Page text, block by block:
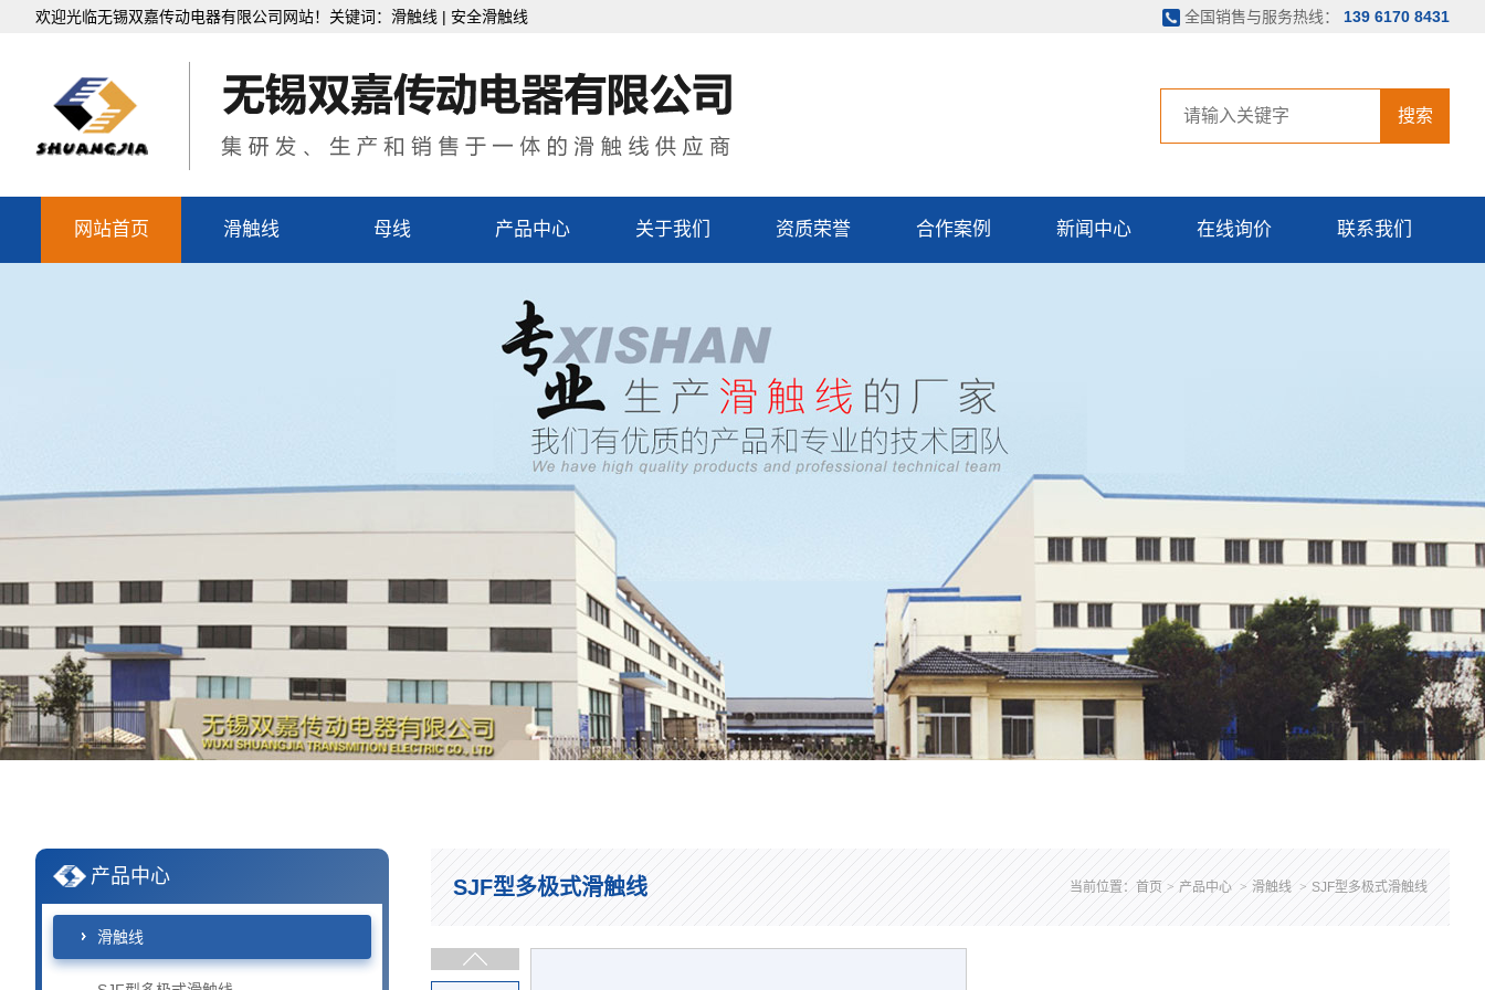
欢迎光临无锡双嘉传动电器有限公司网站！关键词：滑触线 | 安全滑触线 全国销售与服务热线： 139 6170 8431
搜索
网站首页 滑触线 母线 产品中心 关于我们 资质荣誉 合作案例 新闻中心 在线询价 联系我们
产品中心
滑触线
SJF型多极式滑触线 当前位置： 首页 > 产品中心 > 滑触线 > SJF型多极式滑触线